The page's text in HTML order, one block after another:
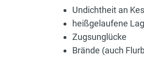
Undichtheit an
heißgelaufene
Zugsunglücke
Brände (auch